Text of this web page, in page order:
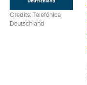
Credits: Telefónica
Deutschland